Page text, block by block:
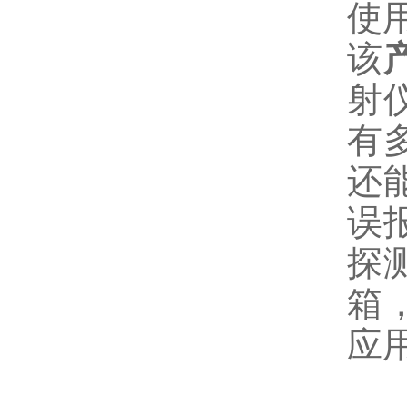
使
该
射
有
还
误
探
箱
应